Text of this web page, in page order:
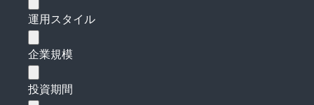
運用スタイル
企業規模
投資期間